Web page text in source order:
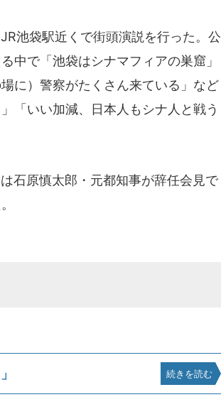
池袋駅近くで街頭演説を行った。公
中で「池袋はシナマフィアの巣窟」
に）警察がたくさん来ている」など
「いい加減、日本人もシナ人と戦う
石原慎太郎・元都知事が辞任会見で
続きを読む